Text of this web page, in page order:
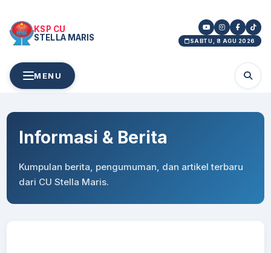
KSP CU
STELLA MARIS
SABTU, 8 AGU 2026
MENU
Informasi & Berita
Kumpulan berita, pengumuman, dan artikel terbaru
dari CU Stella Maris.